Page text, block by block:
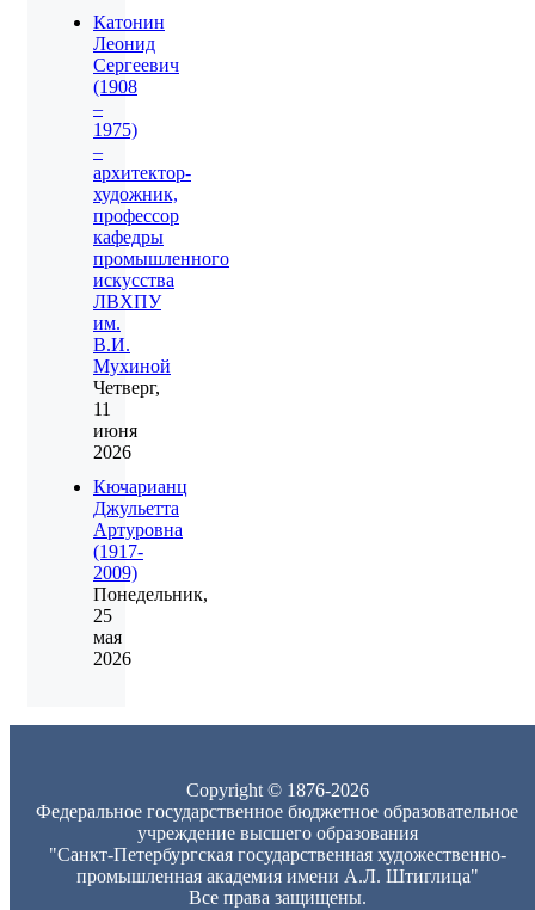
Катонин
Леонид
Сергеевич
(1908
–
1975)
–
архитектор-
художник,
профессор
кафедры
промышленного
искусства
ЛВХПУ
им.
В.И.
Мухиной
Четверг,
11
июня
2026
Кючарианц
Джульетта
Артуровна
(1917-
2009)
Понедельник,
25
мая
2026
Copyright © 1876-2026
Федеральное государственное бюджетное образовательное
учреждение высшего образования
"Санкт-Петербургская государственная художественно-
промышленная академия имени А.Л. Штиглица"
Все права защищены.